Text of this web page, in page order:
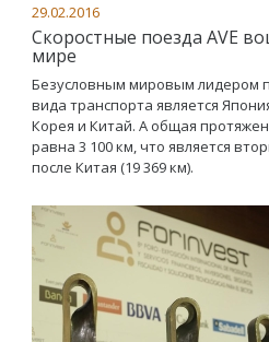
29.02.2016
Скоростные поезда AVE
мире
Безусловным мировым лидером
вида транспорта является
Корея и Китай. А общая
равна 3 100 км, что является
после Китая (19 369 км).